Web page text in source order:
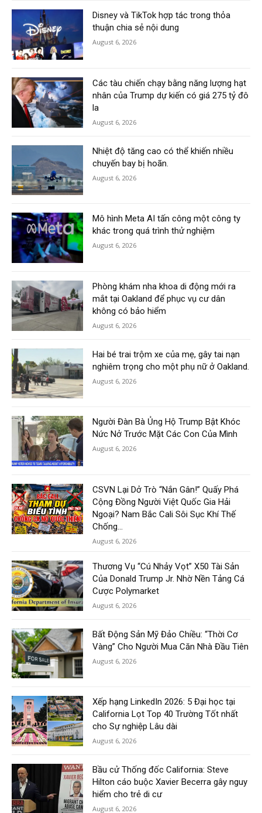
Disney và TikTok hợp tác trong thỏa
thuận chia sẻ nội dung
August 6, 2026
Các tàu chiến chạy bằng năng lượng hạt
nhân của Trump dự kiến có giá 275 tỷ đô
la
August 6, 2026
Nhiệt độ tăng cao có thể khiến nhiều
chuyến bay bị hoãn.
August 6, 2026
Mô hình Meta AI tấn công một công ty
khác trong quá trình thử nghiệm
August 6, 2026
Phòng khám nha khoa di động mới ra
mắt tại Oakland để phục vụ cư dân
không có bảo hiểm
August 6, 2026
Hai bé trai trộm xe của mẹ, gây tai nạn
nghiêm trọng cho một phụ nữ ở Oakland.
August 6, 2026
Người Đàn Bà Ủng Hộ Trump Bật Khóc
Nức Nở Trước Mặt Các Con Của Mình
August 6, 2026
CSVN Lại Dở Trò “Nắn Gân!” Quấy Phá
Cộng Đồng Người Việt Quốc Gia Hải
Ngoại? Nam Bắc Cali Sôi Sục Khí Thế
Chống...
August 6, 2026
Thương Vụ “Cú Nhảy Vọt” X50 Tài Sản
Của Donald Trump Jr. Nhờ Nền Tảng Cá
Cược Polymarket
August 6, 2026
Bất Động Sản Mỹ Đảo Chiều: “Thời Cơ
Vàng” Cho Người Mua Căn Nhà Đầu Tiên
August 6, 2026
Xếp hạng LinkedIn 2026: 5 Đại học tại
California Lọt Top 40 Trường Tốt nhất
cho Sự nghiệp Lâu dài
August 6, 2026
Bầu cử Thống đốc California: Steve
Hilton cáo buộc Xavier Becerra gây nguy
hiểm cho trẻ di cư
August 6, 2026